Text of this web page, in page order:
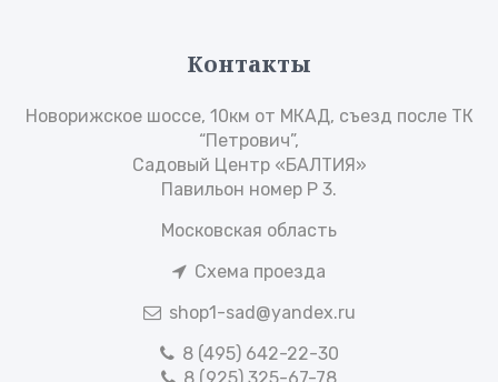
Контакты
Новорижское шоссе, 10км от МКАД, съезд после ТК
“Петрович”,
Садовый Центр «БАЛТИЯ»
Павильон номер Р 3.
Московская область
Схема проезда
shop1-sad@yandex.ru
8 (495) 642-22-30